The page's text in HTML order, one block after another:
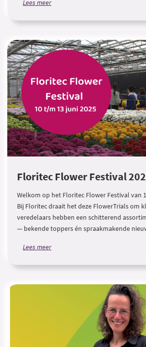
Lees meer
Floritec Flower Festival
Welkom op het Floritec Flower Festival van
Bij Floritec draait het deze FlowerTrials om
veredelaars hebben een schitterend
— bekende toppers én spraakmakende
Lees meer